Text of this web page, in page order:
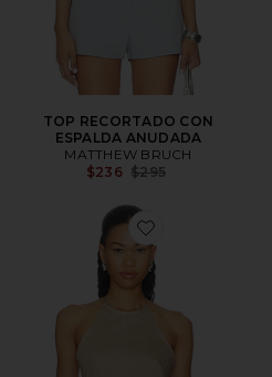
TOP RECORTADO CON
ESPALDA ANUDADA
MATTHEW BRUCH
$236 Previous price:
$295
Favorite TOP